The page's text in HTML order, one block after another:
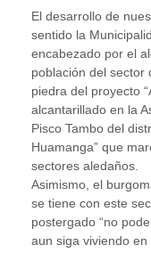
El desarrollo de
sentido la
encabezado por el
población del sector
piedra del proyecto
alcantarillado en la
Pisco Tambo del
Huamanga” que
sectores aledaños.
Asimismo, el
se tiene con este
postergado “no
aun siga viviendo